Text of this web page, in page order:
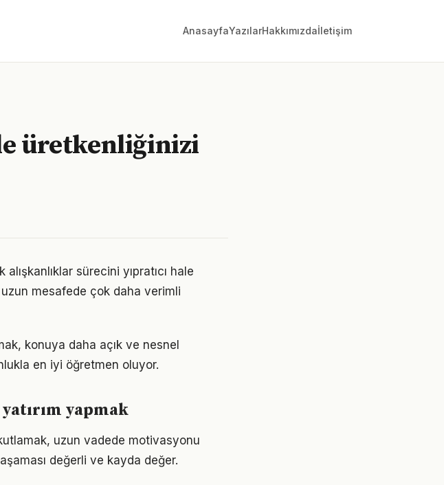
AnasayfaYazılarHakkımızdaİletişim
üretkenliğinizi
sürecini yıpratıcı hale
mesafede çok daha verimli
konuya daha açık ve nesnel
en iyi öğretmen oluyor.
yapmak
uzun vadede motivasyonu
değerli ve kayda değer.